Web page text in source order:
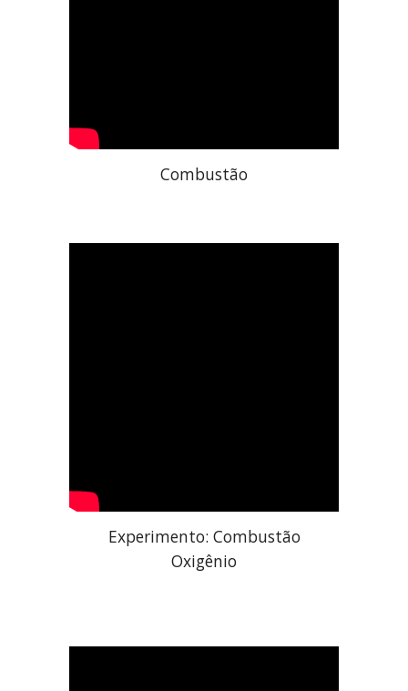
Combustão
Experimento: Combustão
Oxigênio